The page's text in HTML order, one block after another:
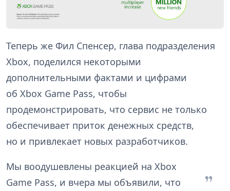
Теперь же Фил Спенсер, глава подразделения
Xbox, поделился некоторыми
дополнительными фактами и цифрами
об Xbox Game Pass, чтобы
продемонстрировать, что сервис не только
обеспечивает приток денежных средств,
но и привлекает новых разработчиков.
Мы воодушевлены реакцией на Xbox
Game Pass, и вчера мы объявили, что